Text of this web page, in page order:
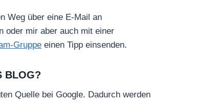
Weg über eine E-Mail an
oder mir aber auch mit einer
Gruppe einen Tipp einsenden.
BLOG?
Quelle bei Google. Dadurch werden